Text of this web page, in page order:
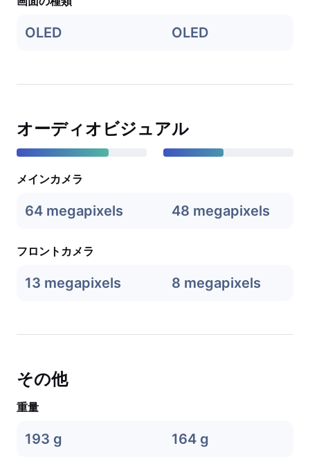
OLED OLED
オーディオビジュアル
メインカメラ
64 megapixels 48 megapixels
フロントカメラ
13 megapixels 8 megapixels
その他
重量
193 g 164 g